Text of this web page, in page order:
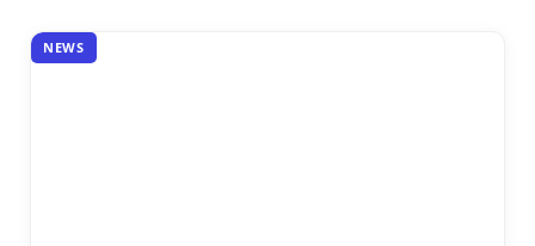
NEWS